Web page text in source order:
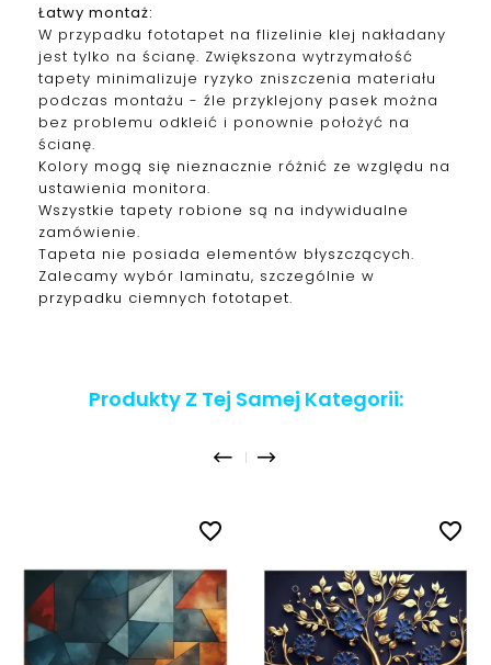
Łatwy montaż:
W przypadku fototapet na flizelinie klej nakładany
jest tylko na ścianę. Zwiększona wytrzymałość
tapety minimalizuje ryzyko zniszczenia materiału
podczas montażu - źle przyklejony pasek można
bez problemu odkleić i ponownie położyć na
ścianę.
Kolory mogą się nieznacznie różnić ze względu na
ustawienia monitora.
Wszystkie tapety robione są na indywidualne
zamówienie.
Tapeta nie posiada elementów błyszczących.
Zalecamy wybór laminatu, szczególnie w
przypadku ciemnych fototapet.
Produkty Z Tej Samej Kategorii:
favorite_border favorite_border